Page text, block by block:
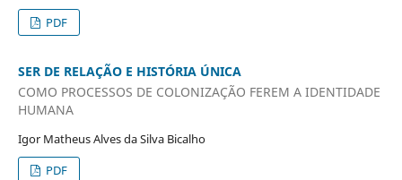
PDF
SER DE RELAÇÃO E HISTÓRIA ÚNICA
COMO PROCESSOS DE COLONIZAÇÃO FEREM A IDENTIDADE
HUMANA
Igor Matheus Alves da Silva Bicalho
PDF